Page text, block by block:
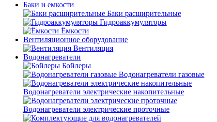
Баки и емкости
Баки расширительные
Гидроаккумуляторы
Ёмкости
Вентиляционное оборудование
Вентиляция
Водонагреватели
Бойлеры
Водонагреватели газовые
Водонагреватели электрические накопительные
Водонагреватели электрические проточные